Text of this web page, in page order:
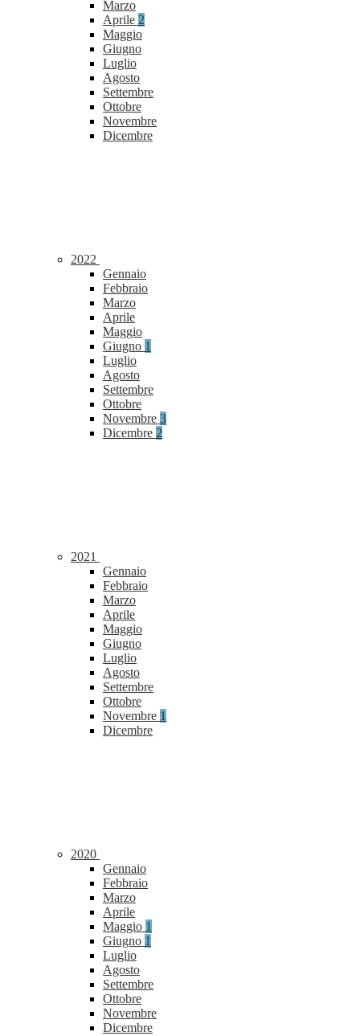
Marzo
Aprile 2
Maggio
Giugno
Luglio
Agosto
Settembre
Ottobre
Novembre
Dicembre
2022
Gennaio
Febbraio
Marzo
Aprile
Maggio
Giugno 1
Luglio
Agosto
Settembre
Ottobre
Novembre 3
Dicembre 2
2021
Gennaio
Febbraio
Marzo
Aprile
Maggio
Giugno
Luglio
Agosto
Settembre
Ottobre
Novembre 1
Dicembre
2020
Gennaio
Febbraio
Marzo
Aprile
Maggio 1
Giugno 1
Luglio
Agosto
Settembre
Ottobre
Novembre
Dicembre